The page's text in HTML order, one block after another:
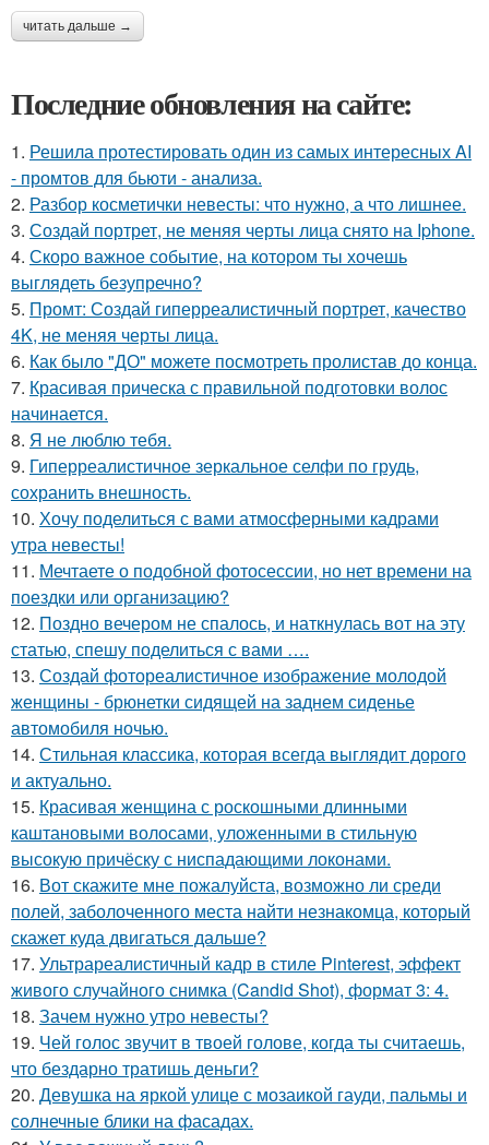
читать дальше →
Последние обновления на сайте:
1. Решила протестировать один из самых интересных AI
- промтов для бьюти - анализа.
2. Разбор косметички невесты: что нужно, а что лишнее.
3. Создай портрет, не меняя черты лица снято на Iphone.
4. Скоро важное событие, на котором ты хочешь
выглядеть безупречно?
5. Промт: Создай гиперреалистичный портрет, качество
4K, не меняя черты лица.
6. Как было "ДО" можете посмотреть пролистав до конца.
7. Красивая прическа с правильной подготовки волос
начинается.
8. Я не люблю тебя.
9. Гиперреалистичное зеркальное селфи по грудь,
сохранить внешность.
10. Хочу поделиться с вами атмосферными кадрами
утра невесты!
11. Мечтаете о подобной фотосессии, но нет времени на
поездки или организацию?
12. Поздно вечером не спалось, и наткнулась вот на эту
статью, спешу поделиться с вами ….
13. Создай фотореалистичное изображение молодой
женщины - брюнетки сидящей на заднем сиденье
автомобиля ночью.
14. Стильная классика, которая всегда выглядит дорого
и актуально.
15. Красивая женщина с роскошными длинными
каштановыми волосами, уложенными в стильную
высокую причёску с ниспадающими локонами.
16. Вот скажите мне пожалуйста, возможно ли среди
полей, заболоченного места найти незнакомца, который
скажет куда двигаться дальше?
17. Ультрареалистичный кадр в стиле Pinterest, эффект
живого случайного снимка (Candid Shot), формат 3: 4.
18. Зачем нужно утро невесты?
19. Чей голос звучит в твоей голове, когда ты считаешь,
что бездарно тратишь деньги?
20. Девушка на яркой улице с мозаикой гауди, пальмы и
солнечные блики на фасадах.